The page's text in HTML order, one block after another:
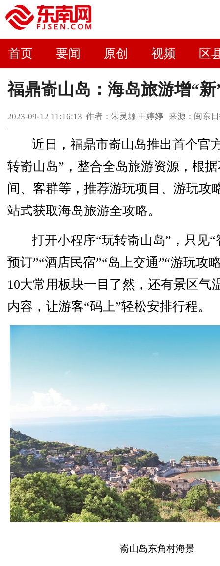
首页 要闻 原创 视频 区
福鼎嵛山岛：海岛旅游增“
2023-09-12 11:16:13 作者：朱灵塬 王婷婷 来源：闽东
近日，福鼎市嵛山岛推出首个官
转嵛山岛”，整合全岛旅游资源，根
间、客群等，推荐游玩项目、游玩攻
站式获取海岛旅游全攻略。
打开小程序“玩转嵛山岛”，只见“
预订”“酒店民宿”“岛上交通”“游玩攻
10大常用板块一目了然，还有景区气
内容，让游客“码上”轻松安排行程。
嵛山岛东角村海景